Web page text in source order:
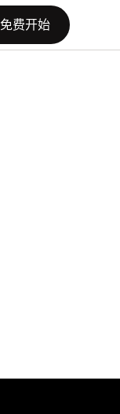
免费开始